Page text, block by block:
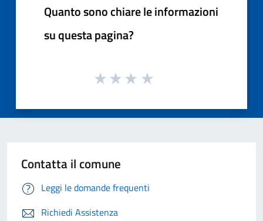
Quanto sono chiare le informazioni
su questa pagina?
Contatta il comune
Leggi le domande frequenti
Richiedi Assistenza